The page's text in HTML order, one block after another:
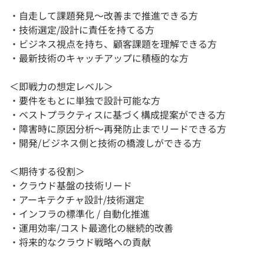
・自走して課題発見〜改善まで推進できる方
・技術選定/設計に責任を持てる方
・ビジネス視点を持ち、顧客課題を理解できる方
・最新技術のキャッチアップに積極的な方
＜即戦力の想定レベル＞
・要件をもとに単独で設計可能な方
・ベストプラクティスに基づく構成提案ができる方
・障害時に原因分析〜再発防止までリードできる方
・開発/ビジネス側と技術の橋渡しができる方
＜期待する役割＞
・クラウド基盤の技術リード
・アーキテクチャ設計/技術選定
・インフラの標準化 / 自動化推進
・運用効率/コスト最適化の継続的改善
・将来的なクラウド戦略への貢献